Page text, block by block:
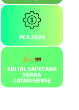
PCA 2025
EDITAL SAPECADA
SERRA
CATARINENSE